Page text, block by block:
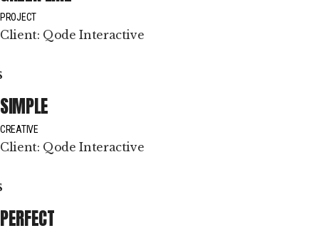
PROJECT
Client: Qode Interactive
SIMPLE
CREATIVE
Client: Qode Interactive
PERFECT